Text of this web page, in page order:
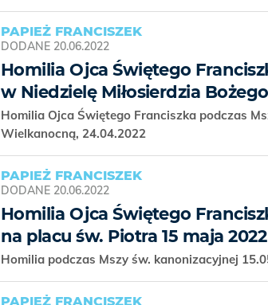
PAPIEŻ FRANCISZEK
DODANE 20.06.2022
Homilia Ojca Świętego
w Niedzielę Miłosierdzia
Homilia Ojca Świętego Franciszka podczas
Wielkanocną, 24.04.2022
PAPIEŻ FRANCISZEK
DODANE 20.06.2022
Homilia Ojca Świętego
na placu św. Piotra 15 maja
Homilia podczas Mszy św. kanonizacyjnej
PAPIEŻ FRANCISZEK